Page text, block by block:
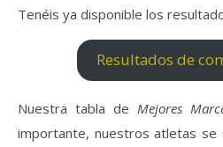
Tenéis ya disponible los
Resultados de
Nuestra tabla de Mejores
importante, nuestros atletas se